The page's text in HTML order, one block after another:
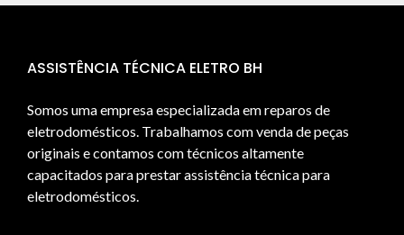
ASSISTÊNCIA TÉCNICA ELETRO BH
Somos uma empresa especializada em reparos de
eletrodomésticos. Trabalhamos com venda de peças
originais e contamos com técnicos altamente
capacitados para prestar assistência técnica para
eletrodomésticos.